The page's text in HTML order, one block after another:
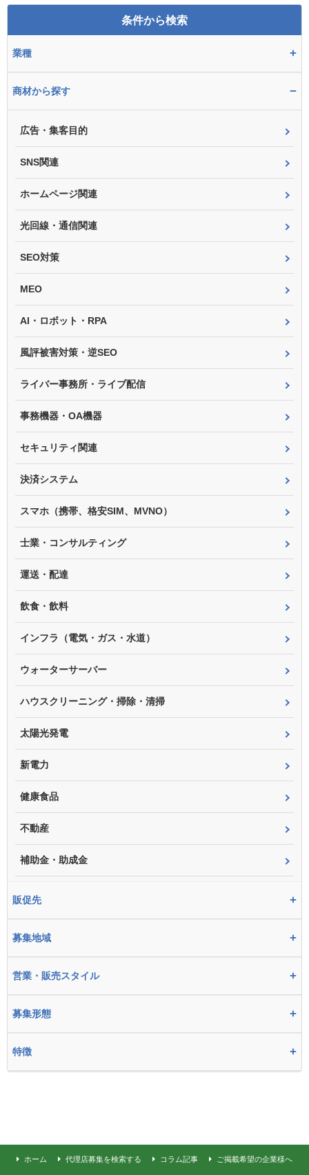
条件から検索
業種 +
商材から探す −
広告・集客目的
SNS関連
ホームページ関連
光回線・通信関連
SEO対策
MEO
AI・ロボット・RPA
風評被害対策・逆SEO
ライバー事務所・ライブ配信
事務機器・OA機器
セキュリティ関連
決済システム
スマホ（携帯、格安SIM、MVNO）
士業・コンサルティング
運送・配達
飲食・飲料
インフラ（電気・ガス・水道）
ウォーターサーバー
ハウスクリーニング・掃除・清掃
太陽光発電
新電力
健康食品
不動産
補助金・助成金
販促先 +
募集地域 +
営業・販売スタイル +
募集形態 +
特徴 +
ホーム 代理店募集を検索する コラム記事 ご掲載希望の企業様へ